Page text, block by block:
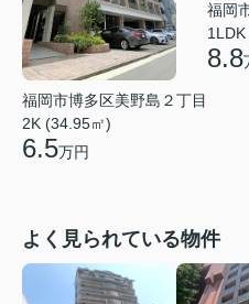
福岡市博多区美野島２丁目
2K (34.95㎡)
6.5万円
福岡
8.8
よく見られている物件